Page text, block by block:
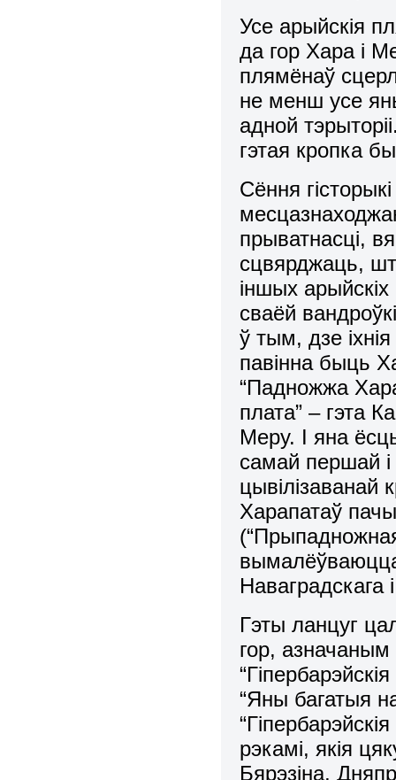
Усе арыйскія
да гор Хара і
плямёнаў
не менш усе
адной
гэтая кропка
Сёння
прыватнасці,
сцвярджаць,
іншых
сваёй
ў тым, дзе
павінна быць
“Падножжа
плата” – гэта
Меру. І яна
самай першай
цывілізаванай
Харапатаў
Гэты ланцуг
гор, азначаным
“Яны багатыя
рэкамі, якія
Бярэзіна,